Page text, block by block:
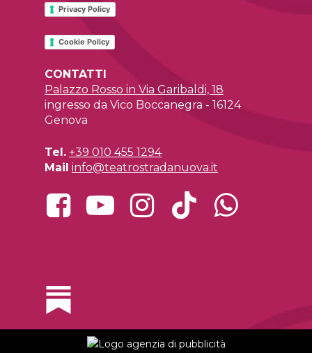
Privacy Policy
Cookie Policy
CONTATTI
Palazzo Rosso in Via Garibaldi, 18
ingresso da Vico Boccanegra - 16124
Genova
Tel. +39 010 455 1294
Mail info@teatrostradanuova.it